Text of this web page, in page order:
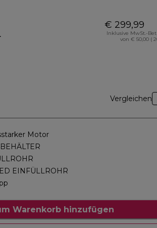
€ 299,99
Inklusive MwSt.-
von € 50,00 (
Vergleichen
Motor
EINFÜLLROHR
Warenkorb hinzufügen